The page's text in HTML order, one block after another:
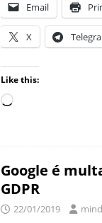
Email
X
Like this:
Google é
GDPR
22/01/2019